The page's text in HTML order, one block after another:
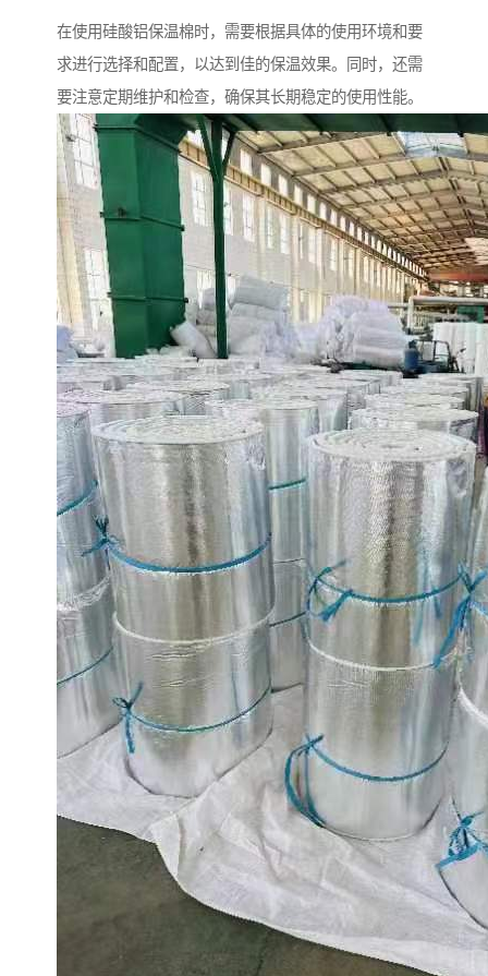
在使用硅酸铝保温棉时，需要根据具体的使用环境和要
求进行选择和配置，以达到佳的保温效果。同时，还需
要注意定期维护和检查，确保其长期稳定的使用性能。